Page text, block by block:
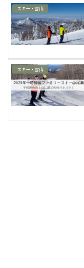
スキー・雪山
スキー・雪山